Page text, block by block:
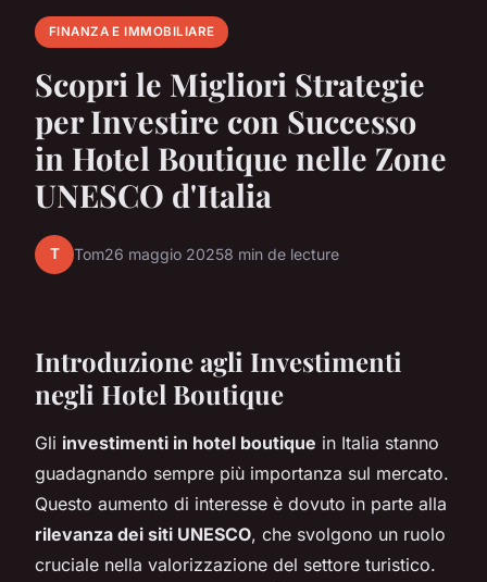
FINANZA E IMMOBILIARE
Scopri le Migliori Strategie
per Investire con Successo
in Hotel Boutique nelle Zone
UNESCO d'Italia
T Tom26 maggio 20258 min de lecture
Introduzione agli Investimenti
negli Hotel Boutique
Gli investimenti in hotel boutique in Italia stanno
guadagnando sempre più importanza sul mercato.
Questo aumento di interesse è dovuto in parte alla
rilevanza dei siti UNESCO, che svolgono un ruolo
cruciale nella valorizzazione del settore turistico.